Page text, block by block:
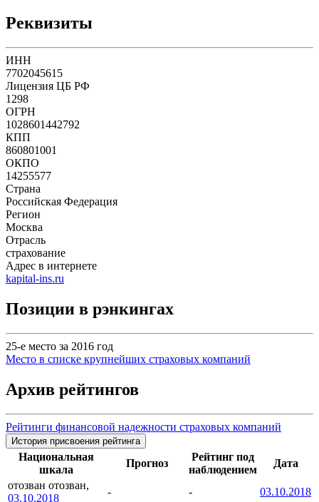
Реквизиты
ИНН
7702045615
Лицензия ЦБ РФ
1298
ОГРН
1028601442792
КПП
860801001
ОКПО
14255577
Страна
Российская Федерация
Регион
Москва
Отрасль
страхование
Адрес в интернете
kapital-ins.ru
Позиции в рэнкингах
25-е место за 2016 год
Место в списке крупнейших страховых компаний
Архив рейтингов
Рейтинги финансовой надежности страховых компаний
История присвоения рейтинга
Национальная
шкала
Прогноз
Рейтинг под
наблюдением
Дата
отозван отозван,
03.10.2018
- - 03.10.2018